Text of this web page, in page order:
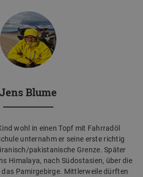
Jens Blume
wohl in einen Topf mit Fahrradöl
unternahm er seine erste richtig
iranisch/pakistanische Grenze. Später
Himalaya, nach Südostasien, über die
Pamirgebirge. Mittlerweile dürften